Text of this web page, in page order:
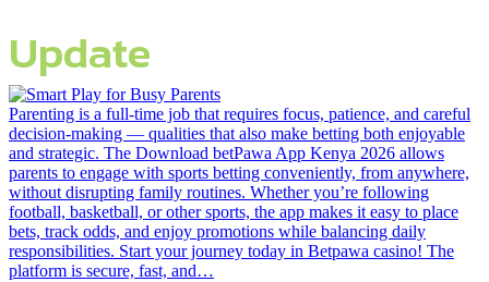
Update
Parenting is a full-time job that requires focus, patience, and careful
decision-making — qualities that also make betting both enjoyable
and strategic. The Download betPawa App Kenya 2026 allows
parents to engage with sports betting conveniently, from anywhere,
without disrupting family routines. Whether you’re following
football, basketball, or other sports, the app makes it easy to place
bets, track odds, and enjoy promotions while balancing daily
responsibilities. Start your journey today in Betpawa casino! The
platform is secure, fast, and…